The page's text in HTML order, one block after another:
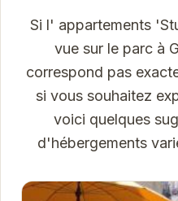
Si l' appartements
vue sur le parc à
correspond pas
si vous souhaitez
voici quelques
d'hébergements